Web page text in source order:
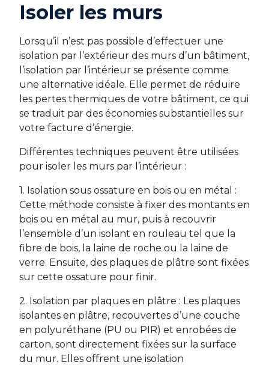
Isoler les murs
Lorsqu’il n’est pas possible d’effectuer une
isolation par l’extérieur des murs d’un bâtiment,
l’isolation par l’intérieur se présente comme
une alternative idéale. Elle permet de réduire
les pertes thermiques de votre bâtiment, ce qui
se traduit par des économies substantielles sur
votre facture d’énergie.
Différentes techniques peuvent être utilisées
pour isoler les murs par l’intérieur :
1. Isolation sous ossature en bois ou en métal :
Cette méthode consiste à fixer des montants en
bois ou en métal au mur, puis à recouvrir
l’ensemble d’un isolant en rouleau tel que la
fibre de bois, la laine de roche ou la laine de
verre. Ensuite, des plaques de plâtre sont fixées
sur cette ossature pour finir.
2. Isolation par plaques en plâtre : Les plaques
isolantes en plâtre, recouvertes d’une couche
en polyuréthane (PU ou PIR) et enrobées de
carton, sont directement fixées sur la surface
du mur. Elles offrent une isolation